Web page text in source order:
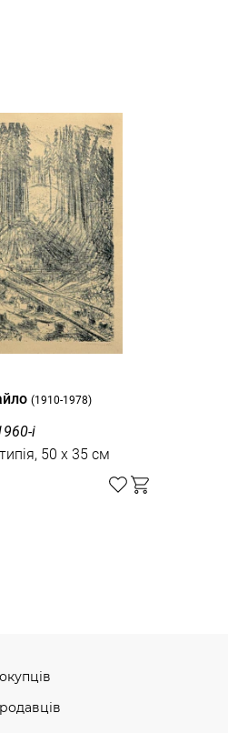
(1910-1978)
і
50 x 35 см